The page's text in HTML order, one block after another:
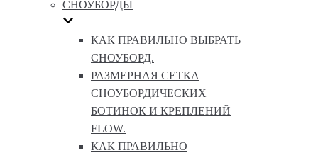
СНОУБОРДЫ
КАК ПРАВИЛЬНО ВЫБРАТЬ
СНОУБОРД.
РАЗМЕРНАЯ СЕТКА
СНОУБОРДИЧЕСКИХ
БОТИНОК И КРЕПЛЕНИЙ
FLOW.
КАК ПРАВИЛЬНО